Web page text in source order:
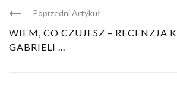
Poprzedni Artykuł
WIEM, CO CZUJESZ – RECENZJA
GABRIELI ...